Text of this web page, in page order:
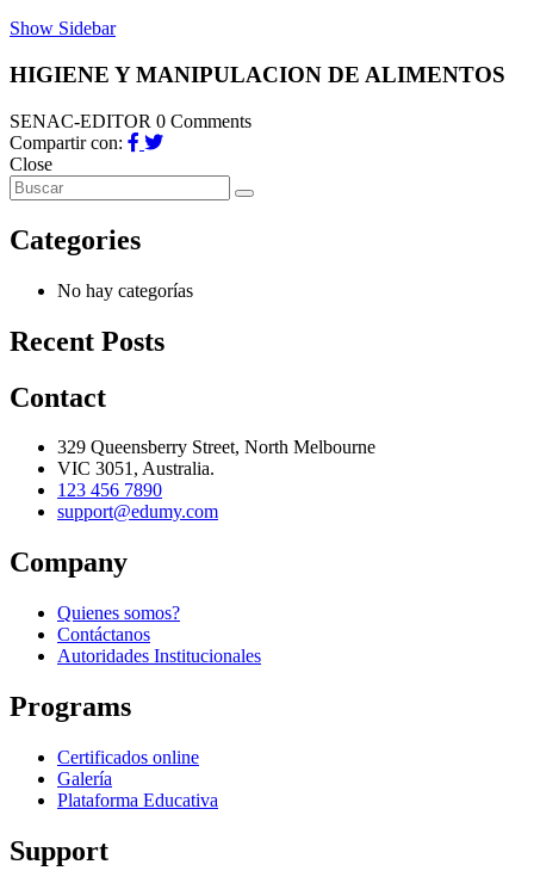
Show Sidebar
HIGIENE Y MANIPULACION DE ALIMENTOS
SENAC-EDITOR 0 Comments
Compartir con:
Close
Categories
No hay categorías
Recent Posts
Contact
329 Queensberry Street, North Melbourne
VIC 3051, Australia.
123 456 7890
support@edumy.com
Company
Quienes somos?
Contáctanos
Autoridades Institucionales
Programs
Certificados online
Galería
Plataforma Educativa
Support